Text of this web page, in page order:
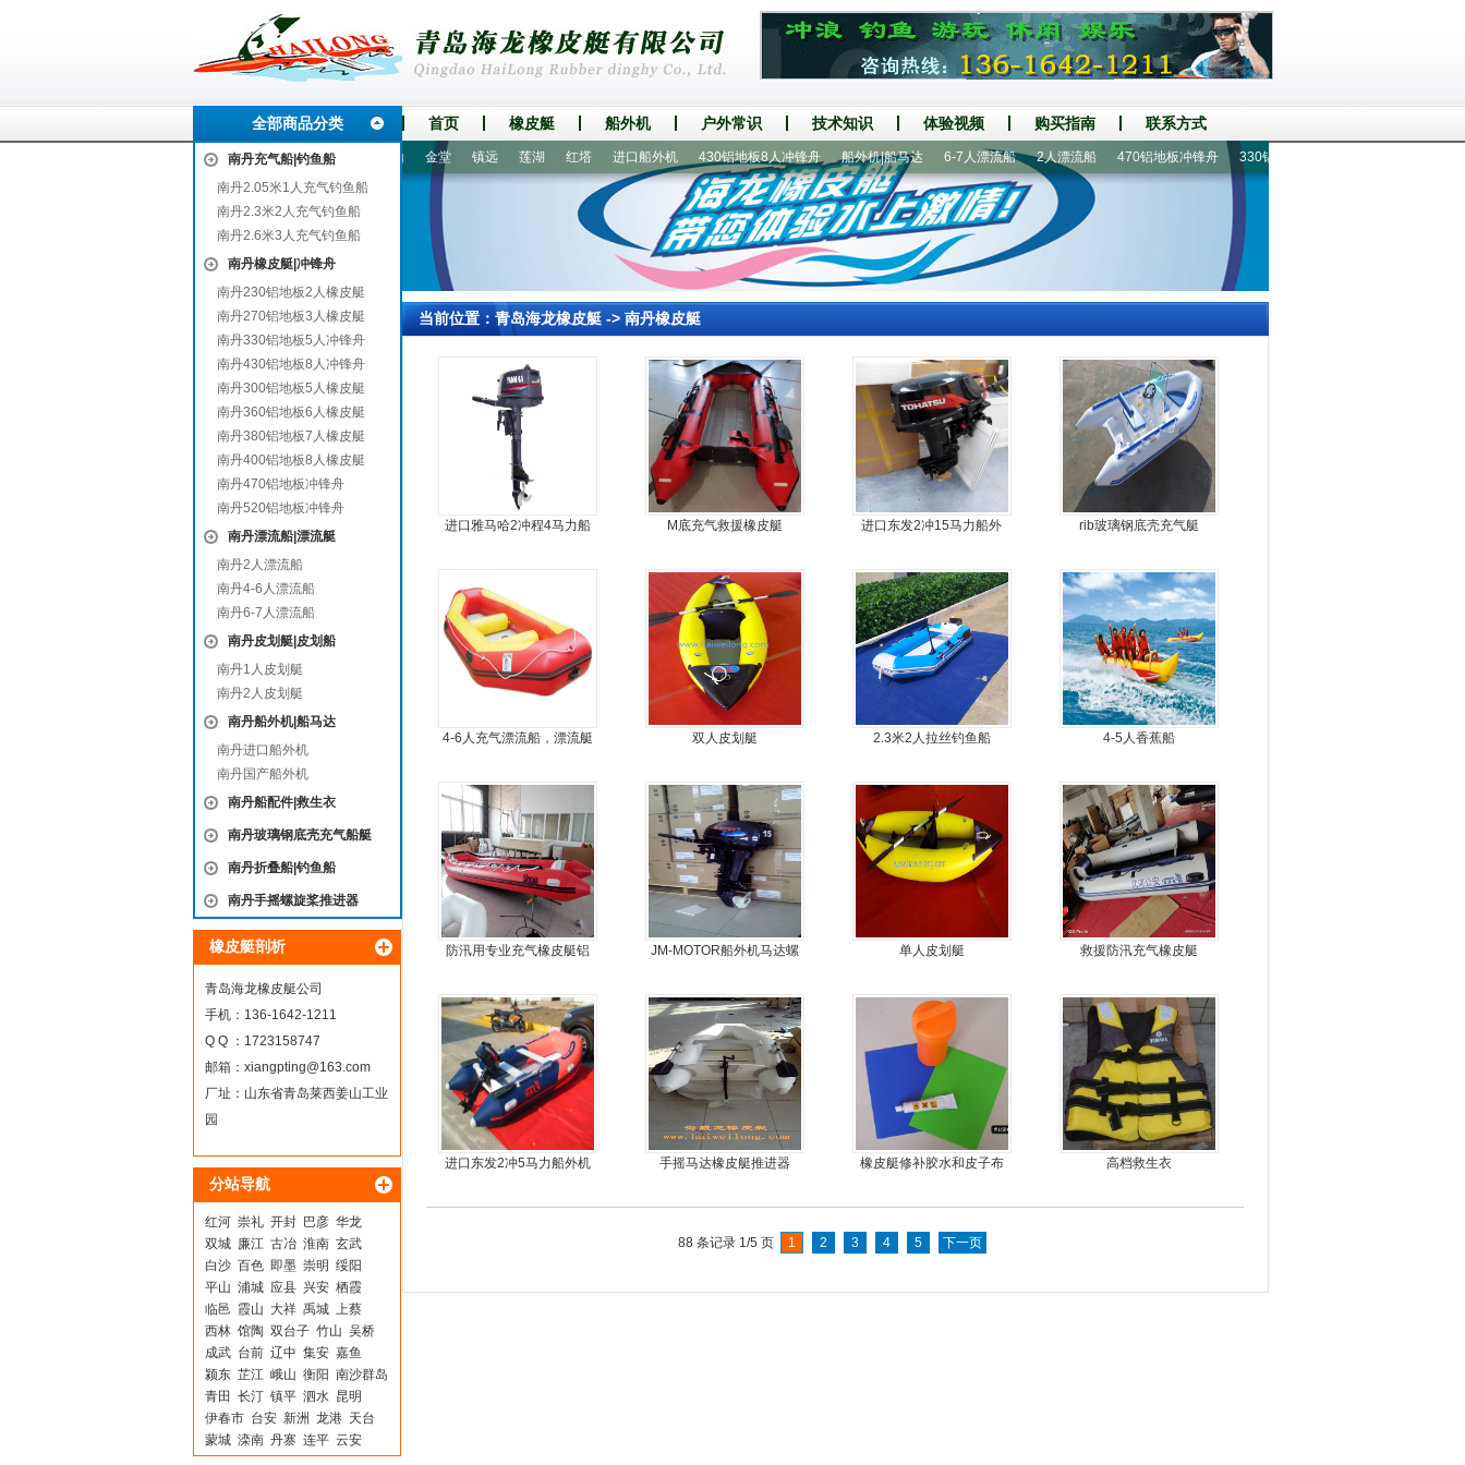
全部商品分类 首页 橡皮艇 船外机 户外常识 技术知识 体验视频 购买指南 联系方式
南丹充气船|钓鱼船
南丹2.05米1人充气钓鱼船
南丹2.3米2人充气钓鱼船
南丹2.6米3人充气钓鱼船
南丹橡皮艇|冲锋舟
南丹230铝地板2人橡皮艇
南丹270铝地板3人橡皮艇
南丹330铝地板5人冲锋舟
南丹430铝地板8人冲锋舟
南丹300铝地板5人橡皮艇
南丹360铝地板6人橡皮艇
南丹380铝地板7人橡皮艇
南丹400铝地板8人橡皮艇
南丹470铝地板冲锋舟
南丹520铝地板冲锋舟
南丹漂流船|漂流艇
南丹2人漂流船
南丹4-6人漂流船
南丹6-7人漂流船
南丹皮划艇|皮划船
南丹1人皮划艇
南丹2人皮划艇
南丹船外机|船马达
南丹进口船外机
南丹国产船外机
南丹船配件|救生衣
南丹玻璃钢底壳充气船艇
南丹折叠船|钓鱼船
南丹手摇螺旋桨推进器
橡皮艇剖析
青岛海龙橡皮艇公司
手机：136-1642-1211
Q Q ：1723158747
邮箱： xiangpting@163.com
厂址：山东省青岛莱西姜山工业
园
分站导航
红河 崇礼 开封 巴彦 华龙
双城 廉江 古冶 淮南 玄武
白沙 百色 即墨 崇明 绥阳
平山 浦城 应县 兴安 栖霞
临邑 霞山 大祥 禹城 上蔡
西林 馆陶 双台子 竹山 吴桥
成武 台前 辽中 集安 嘉鱼
颍东 芷江 峨山 衡阳 南沙群岛
青田 长汀 镇平 泗水 昆明
伊春市 台安 新洲 龙港 天台
蒙城 滦南 丹寨 连平 云安
都安 宜兴 港闸 金堂 镇远 莲湖 红塔 进口船外机 430铝地板8人冲锋舟 船外机|船马达 6-7人漂流船 2人漂流船 470铝地板冲锋舟 330铝地板5人冲锋舟
当前位置： 青岛海龙橡皮艇-> 南丹橡皮艇
进口雅马哈2冲程4马力船
M底充气救援橡皮艇
进口东发2冲15马力船外
rib玻璃钢底壳充气艇
4-6人充气漂流船，漂流艇 双人皮划艇 2.3米2人拉丝钓鱼船 4-5人香蕉船
防汛用专业充气橡皮艇铝
JM-MOTOR船外机马达螺
单人皮划艇 救援防汛充气橡皮艇
进口东发2冲5马力船外机
手摇马达橡皮艇推进器
橡皮艇修补胶水和皮子布
高档救生衣
88 条记录 1/5 页 1 2 3 4 5 下一页